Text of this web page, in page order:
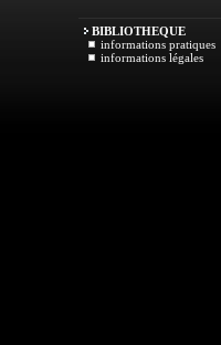
BIBLIOTHEQUE
informations pratiques
informations légales